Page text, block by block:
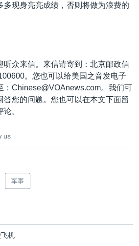
多现身亮亮成绩，否则将做为浪费的
听众来信。来信请寄到：北京邮政信
。您也可以给美国之音发电子
：Chinese@VOAnews.com。我们可
答您的问题。您也可以在本文下面留
。
us
军事
机